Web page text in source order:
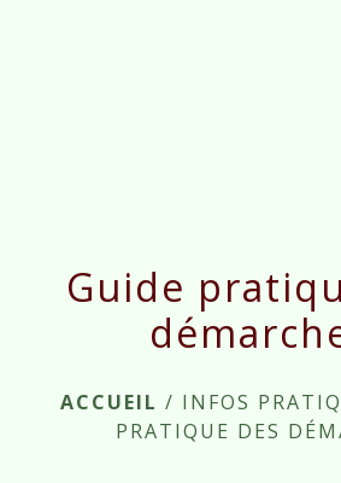
Guide
ACCUEIL / INFOS
PRATIQUE DES